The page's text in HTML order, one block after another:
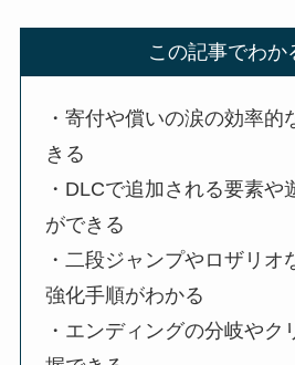
この記事でわか
・寄付や償いの涙の効率的
きる
・DLCで追加される要素や
ができる
・二段ジャンプやロザリオ
強化手順がわかる
・エンディングの分岐やク